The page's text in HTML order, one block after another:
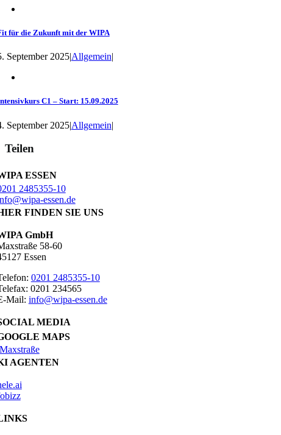
für die Zukunft mit der WIPA
September 2025|Allgemein|
C1 – Start: 15.09.2025
September 2025|Allgemein|
Teilen
ESSEN
2485355-10
essen.de
FINDEN SIE UNS
GmbH
58-60
Essen
0201 2485355-10
0201 234565
Mail: info@wipa-essen.de
MEDIA
MAPS
AGENTEN